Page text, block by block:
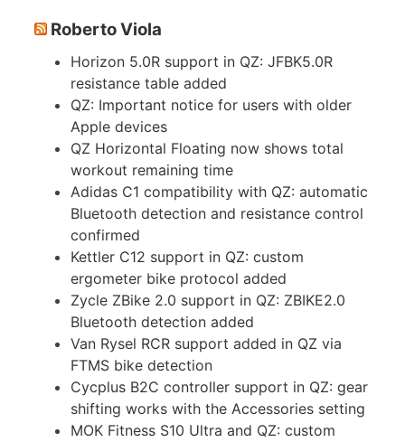
Roberto Viola
Horizon 5.0R support in QZ: JFBK5.0R
resistance table added
QZ: Important notice for users with older
Apple devices
QZ Horizontal Floating now shows total
workout remaining time
Adidas C1 compatibility with QZ: automatic
Bluetooth detection and resistance control
confirmed
Kettler C12 support in QZ: custom
ergometer bike protocol added
Zycle ZBike 2.0 support in QZ: ZBIKE2.0
Bluetooth detection added
Van Rysel RCR support added in QZ via
FTMS bike detection
Cycplus B2C controller support in QZ: gear
shifting works with the Accessories setting
MOK Fitness S10 Ultra and QZ: custom